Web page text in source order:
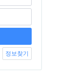
정보찾기